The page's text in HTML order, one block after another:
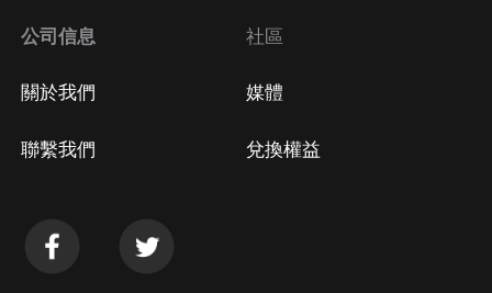
公司信息
關於我們
聯繫我們
社區
媒體
兌換權益